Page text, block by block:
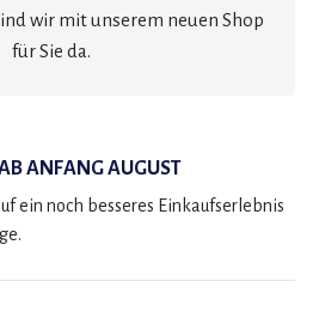
wir mit unserem neuen Shop
für Sie da.
ANFANG AUGUST
ein noch besseres Einkaufserlebnis